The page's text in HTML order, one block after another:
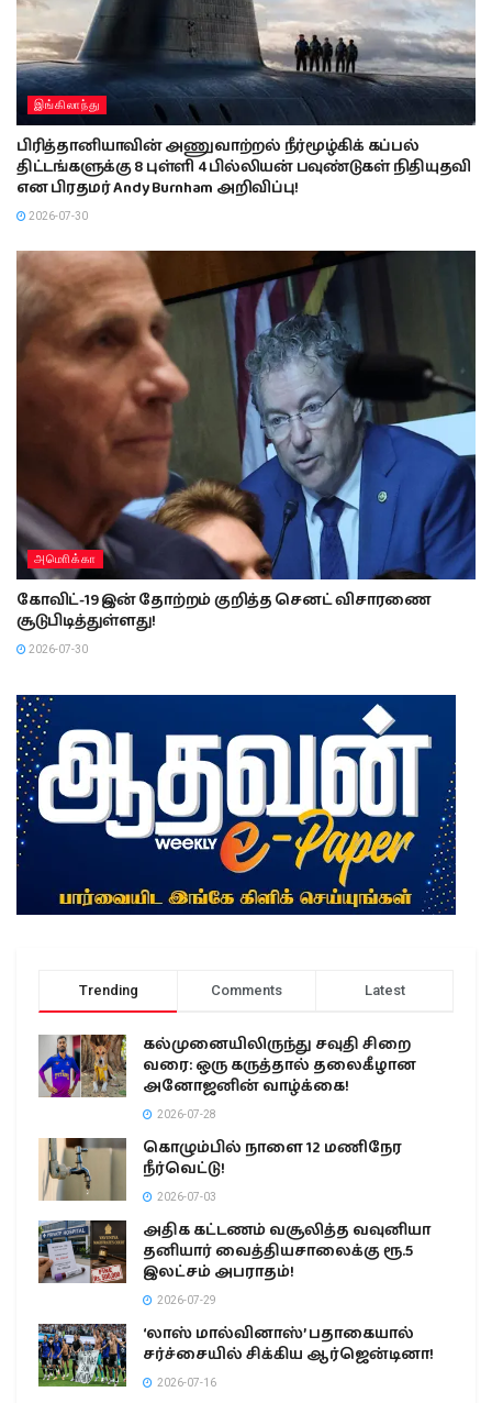
இங்கிலாந்து
பிரித்தானியாவின் அணுவாற்றல் நீர்மூழ்கிக் கப்பல்
திட்டங்களுக்கு 8 புள்ளி 4 பில்லியன் பவுண்டுகள் நிதியுதவி
என பிரதமர் Andy Burnham அறிவிப்பு!
2026-07-30
அமொிக்கா
கோவிட்-19 இன் தோற்றம் குறித்த செனட் விசாரணை
சூடுபிடித்துள்ளது!
2026-07-30
Trending Comments Latest
கல்முனையிலிருந்து சவுதி சிறை
வரை: ஒரு கருத்தால் தலைகீழான
அனோஜனின் வாழ்க்கை!
2026-07-28
கொழும்பில் நாளை 12 மணிநேர
நீர்வெட்டு!
2026-07-03
அதிக கட்டணம் வசூலித்த வவுனியா
தனியார் வைத்தியசாலைக்கு ரூ.5
இலட்சம் அபராதம்!
2026-07-29
‘லாஸ் மால்வினாஸ்’ பதாகையால்
சர்ச்சையில் சிக்கிய ஆர்ஜென்டினா!
2026-07-16